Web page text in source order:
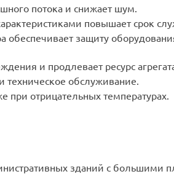
потока и снижает шум.
повышает срок
защиту
и продлевает ресурс
обслуживание.
при отрицательных температурах.
зданий с